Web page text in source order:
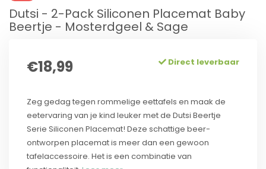
Dutsi - 2-Pack Siliconen Placemat Baby
Beertje - Mosterdgeel & Sage
€18,99 Direct leverbaar
Zeg gedag tegen rommelige eettafels en maak de
eetervaring van je kind leuker met de Dutsi Beertje
Serie Siliconen Placemat! Deze schattige beer-
ontworpen placemat is meer dan een gewoon
tafelaccessoire. Het is een combinatie van